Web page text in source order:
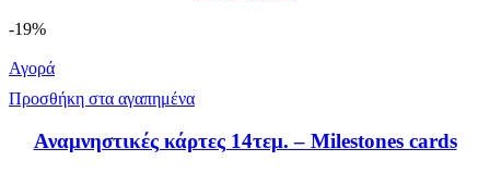
-19%
Αγορά
Προσθήκη στα αγαπημένα
Αναμνηστικές κάρτες 14τεμ. – Milestones cards